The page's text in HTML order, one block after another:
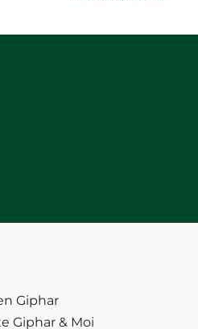
Giphar
Giphar & Moi